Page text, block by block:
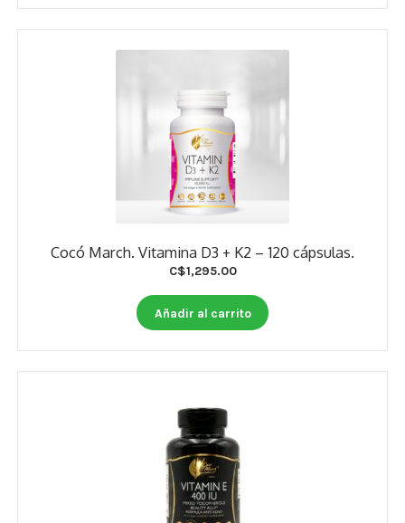
Cocó March. Vitamina D3 + K2 – 120 cápsulas.
C$1,295.00
Añadir al carrito